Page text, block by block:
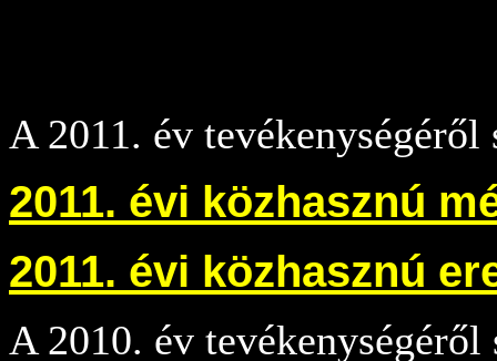
A 2011. év
2011. évi közhasznú
2011. évi közhasznú
A 2010. év